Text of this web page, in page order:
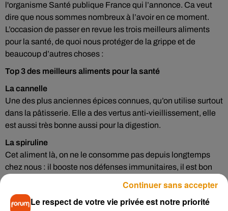
l'organisme Santé publique France qui l’annonce. Ca veut
dire que nous sommes nombreux à l’avoir en ce moment.
L’occasion de passer en revue les trois meilleurs aliments
pour la santé, de quoi nous protéger de la grippe et de
beaucoup d’autres choses :
Top 3 des meilleurs aliments pour la santé
La cannelle
Une des plus anciennes épices connues, qu’on utilise surtout
dans la pâtisserie. Elle a des vertus anti-vieillissement, elle
est aussi très bonne aussi pour la digestion.
La spiruline
Cet aliment là, on ne le consomme pas depuis longtemps
chez nous : il booste nos défenses immunitaires, il est bon
forme général. Ce sont les algues et la meilleure d’entre
elles, la spiruline, qu’on trouve facilement sous forme de
Le respect de votre vie privée est notre priorité
Continuer sans accepter